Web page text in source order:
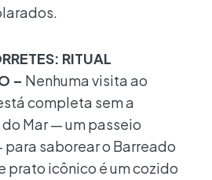
RITUAL
– Nenhuma visita ao
completa sem a
Mar — um passeio
para saborear o Barreado
prato icônico é um cozido